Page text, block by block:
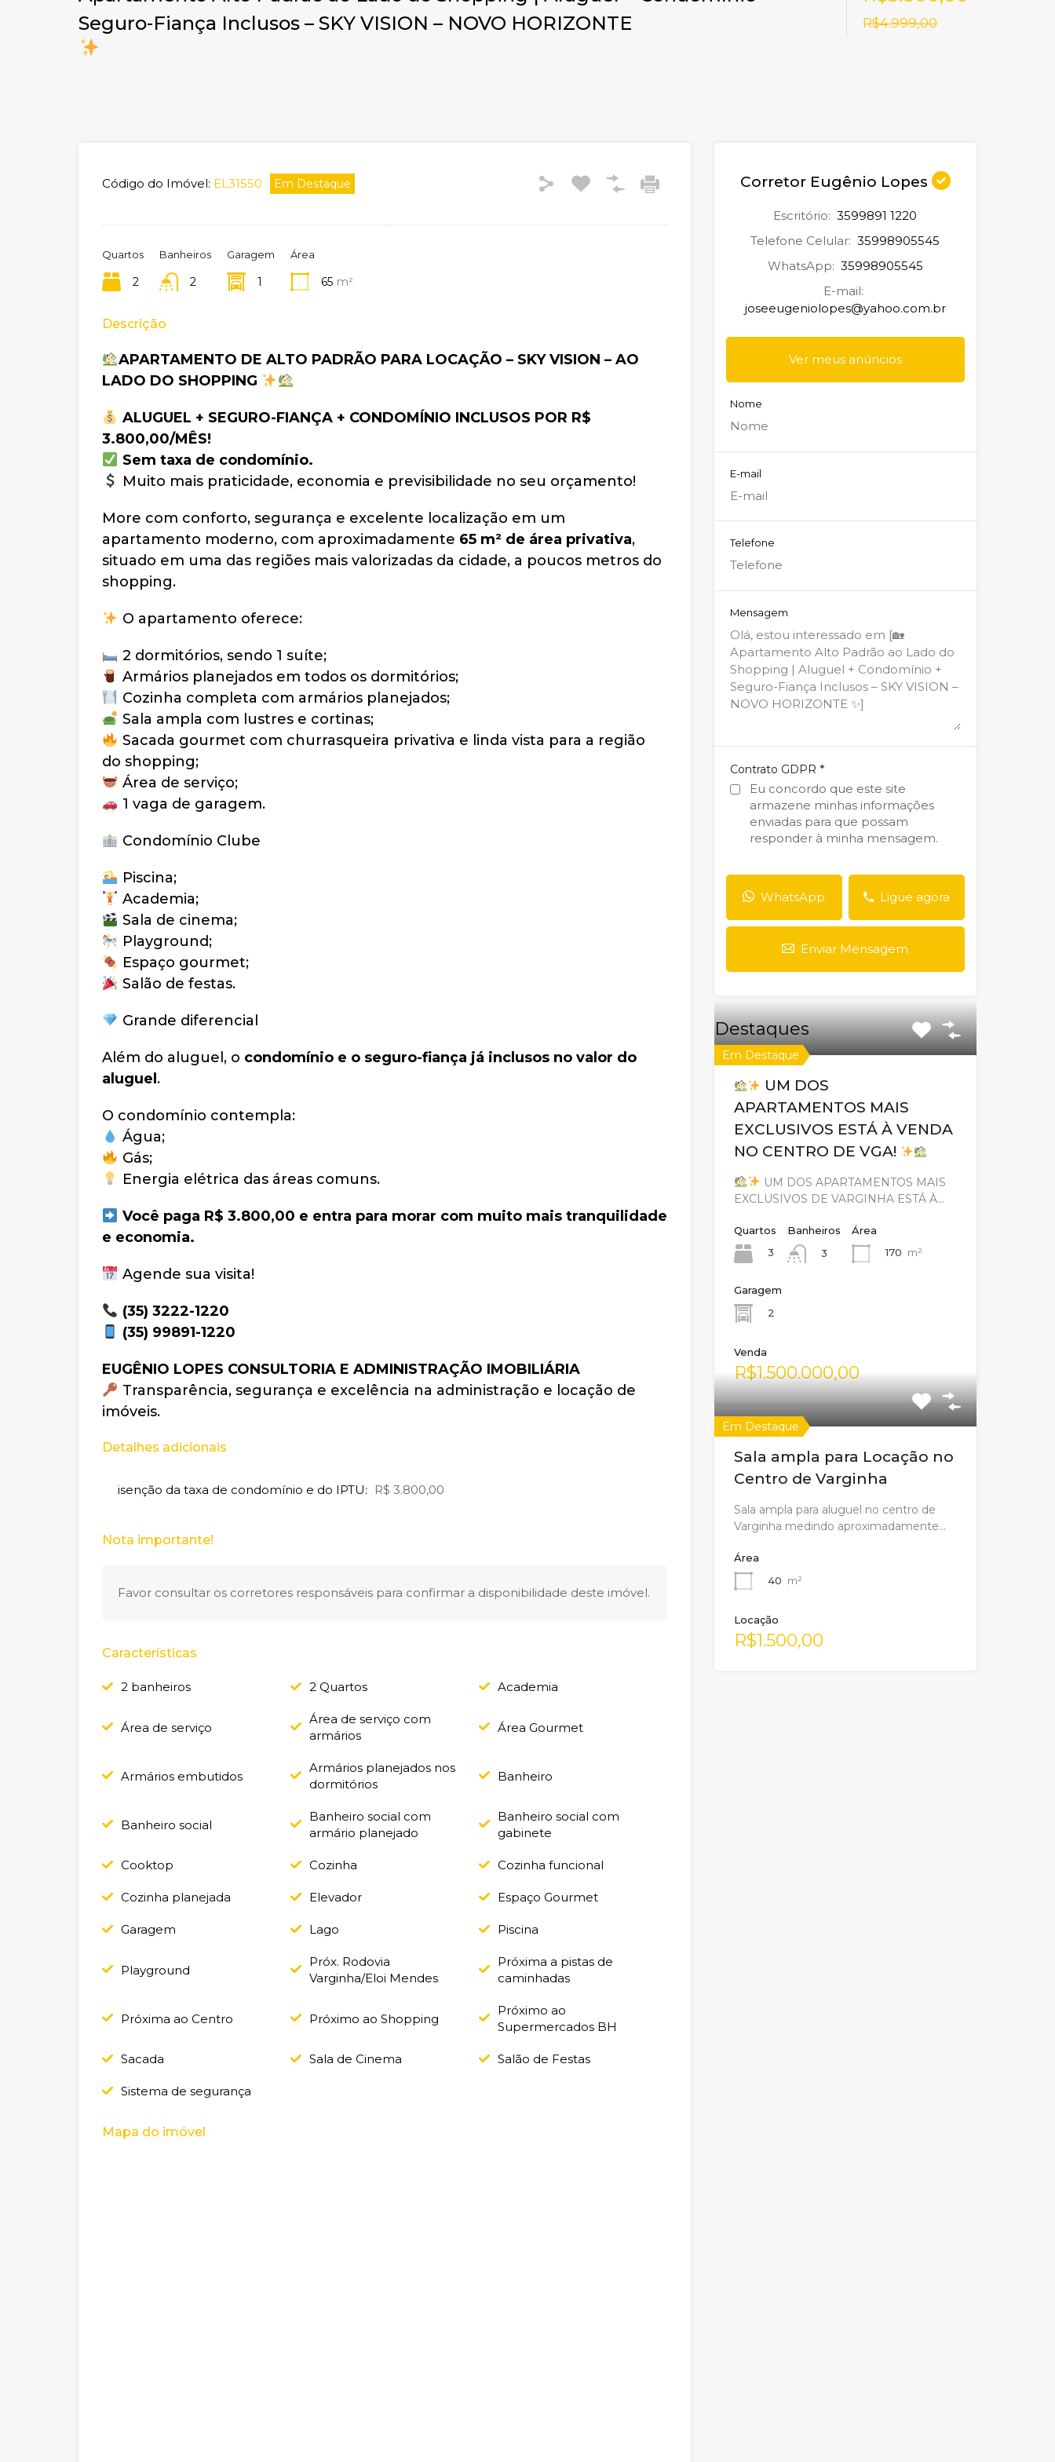
Seguro-Fiança Inclusos – SKY VISION – NOVO HORIZONTE
R$4.999,00
Código do Imóvel: EL31550 Em Destaque
Quartos
2
Banheiros
2
Garagem
1
Área
65 m²
Descrição
APARTAMENTO DE ALTO PADRÃO PARA LOCAÇÃO – SKY VISION – AO
LADO DO SHOPPING
ALUGUEL + SEGURO-FIANÇA + CONDOMÍNIO INCLUSOS POR R$
3.800,00/MÊS!
Sem taxa de condomínio.
Muito mais praticidade, economia e previsibilidade no seu orçamento!
More com conforto, segurança e excelente localização em um
apartamento moderno, com aproximadamente 65 m² de área privativa,
situado em uma das regiões mais valorizadas da cidade, a poucos metros do
shopping.
O apartamento oferece:
2 dormitórios, sendo 1 suíte;
Armários planejados em todos os dormitórios;
Cozinha completa com armários planejados;
Sala ampla com lustres e cortinas;
Sacada gourmet com churrasqueira privativa e linda vista para a região
do shopping;
Área de serviço;
1 vaga de garagem.
Condomínio Clube
Piscina;
Academia;
Sala de cinema;
Playground;
Espaço gourmet;
Salão de festas.
Grande diferencial
Além do aluguel, o condomínio e o seguro-fiança já inclusos no valor do
aluguel .
O condomínio contempla:
Água;
Gás;
Energia elétrica das áreas comuns.
Você paga R$ 3.800,00 e entra para morar com muito mais tranquilidade
e economia.
Agende sua visita!
(35) 3222-1220
(35) 99891-1220
EUGÊNIO LOPES CONSULTORIA E ADMINISTRAÇÃO IMOBILIÁRIA
Transparência, segurança e excelência na administração e locação de
imóveis.
Detalhes adicionais
isenção da taxa de condomínio e do IPTU: R$ 3.800,00
Nota importante!
Favor consultar os corretores responsáveis para confirmar a disponibilidade deste imóvel.
Características
2 banheiros 2 Quartos Academia
Área de serviço
Área de serviço com
armários
Área Gourmet
Armários embutidos
Armários planejados nos
dormitórios
Banheiro
Banheiro social
Banheiro social com
armário planejado
Banheiro social com
gabinete
Cooktop Cozinha Cozinha funcional
Cozinha planejada Elevador Espaço Gourmet
Garagem Lago Piscina
Playground
Próx. Rodovia
Varginha/Eloi Mendes
Próxima a pistas de
caminhadas
Próxima ao Centro Próximo ao Shopping
Próximo ao
Supermercados BH
Sacada Sala de Cinema Salão de Festas
Sistema de segurança
Mapa do imóvel
Corretor Eugênio Lopes
Escritório: 3599891 1220
Telefone Celular: 35998905545
WhatsApp: 35998905545
E-mail:
joseeugeniolopes@yahoo.com.br
Ver meus anúncios
Nome
E-mail
Telefone
Mensagem
Contrato GDPR *
Eu concordo que este site
armazene minhas informações
enviadas para que possam
responder à minha mensagem.
WhatsApp Ligue agora
Enviar Mensagem
Destaques
Em Destaque
UM DOS
APARTAMENTOS MAIS
EXCLUSIVOS ESTÁ À VENDA
NO CENTRO DE VGA!
UM DOS APARTAMENTOS MAIS
EXCLUSIVOS DE VARGINHA ESTÁ À…
Quartos
3
Banheiros
3
Área
170 m²
Garagem
2
Venda
R$1.500.000,00
Em Destaque
Sala ampla para Locação no
Centro de Varginha
Sala ampla para aluguel no centro de
Varginha medindo aproximadamente…
Área
40 m²
Locação
R$1.500,00